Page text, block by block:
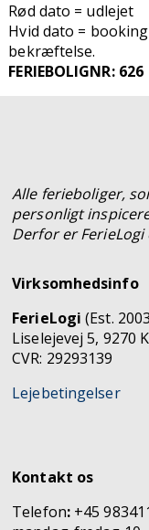
Rød dato = udlejet
Hvid dato =
bekræftelse.
FERIEBOLIGNR: 626
Alle ferieboliger,
personligt
Derfor er
Virksomhedsinfo
FerieLogi(Est.
Liselejevej 5, 9270
CVR: 29293139
Lejebetingelser
Kontakt os
Telefon:+45